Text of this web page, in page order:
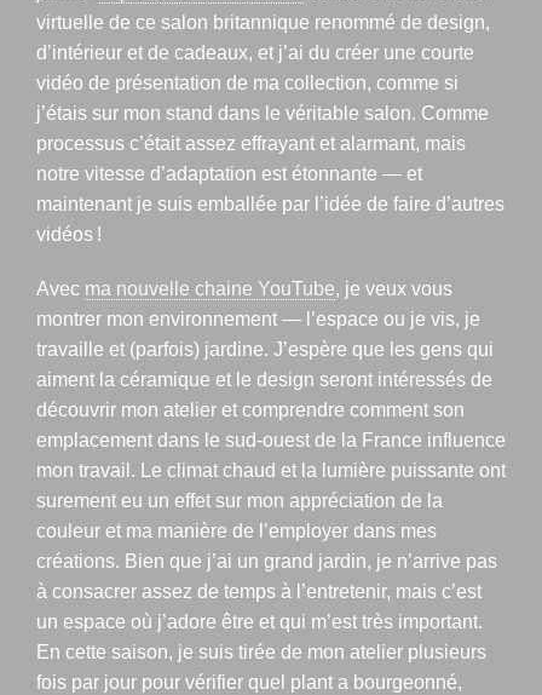
virtuelle de ce salon britannique renommé de design,
d’intérieur et de cadeaux, et j’ai du créer une courte
vidéo de présentation de ma collection, comme si
j’étais sur mon stand dans le véritable salon. Comme
processus c’était assez effrayant et alarmant, mais
notre vitesse d’adaptation est étonnante — et
maintenant je suis emballée par l’idée de faire d’autres
vidéos !
Avec ma nouvelle chaine YouTube, je veux vous
montrer mon environnement — l’espace ou je vis, je
travaille et (parfois) jardine. J’espère que les gens qui
aiment la céramique et le design seront intéressés de
découvrir mon atelier et comprendre comment son
emplacement dans le sud-ouest de la France influence
mon travail. Le climat chaud et la lumière puissante ont
surement eu un effet sur mon appréciation de la
couleur et ma manière de l’employer dans mes
créations. Bien que j’ai un grand jardin, je n’arrive pas
à consacrer assez de temps à l’entretenir, mais c’est
un espace où j’adore être et qui m’est très important.
En cette saison, je suis tirée de mon atelier plusieurs
fois par jour pour vérifier quel plant a bourgeonné,